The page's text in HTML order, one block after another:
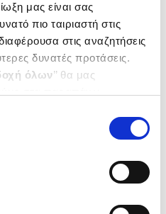
μας είναι σας
πιο ταιριαστή στις
στις αναζητήσεις
δυνατές προτάσεις.
όλων’’ θα μας
από τα παρακάτω με την
να ενημερωθείτε σχετικά με